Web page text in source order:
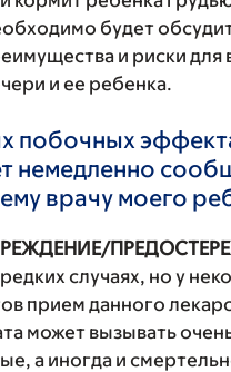
будет
и риски для
и ее ребенка.
побочных
немедленно
врачу моего
случаях, но у
прием данного
может вызывать
а иногда и